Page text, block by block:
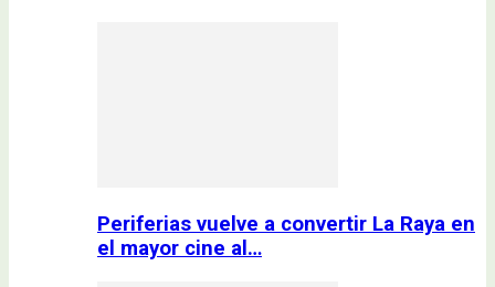
Periferias vuelve a convertir La Raya en
el mayor cine al…